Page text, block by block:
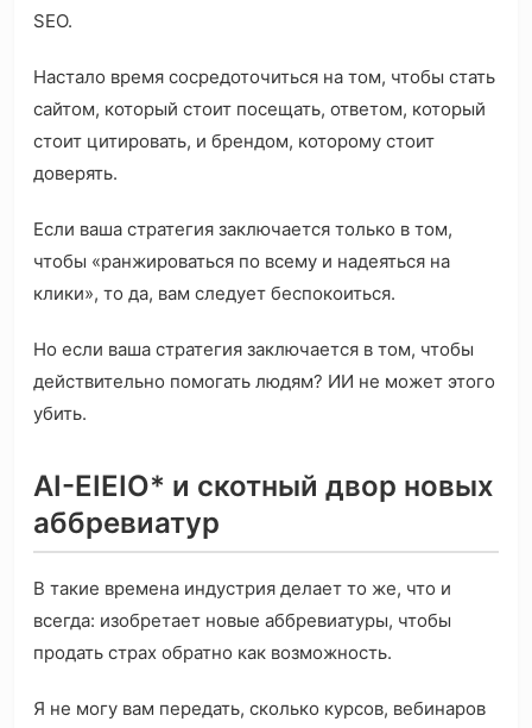
SEO.
Настало время сосредоточиться на том, чтобы стать
сайтом, который стоит посещать, ответом, который
стоит цитировать, и брендом, которому стоит
доверять.
Если ваша стратегия заключается только в том,
чтобы «ранжироваться по всему и надеяться на
клики», то да, вам следует беспокоиться.
Но если ваша стратегия заключается в том, чтобы
действительно помогать людям? ИИ не может этого
убить.
AI-EIEIO* и скотный двор новых
аббревиатур
В такие времена индустрия делает то же, что и
всегда: изобретает новые аббревиатуры, чтобы
продать страх обратно как возможность.
Я не могу вам передать, сколько курсов, вебинаров